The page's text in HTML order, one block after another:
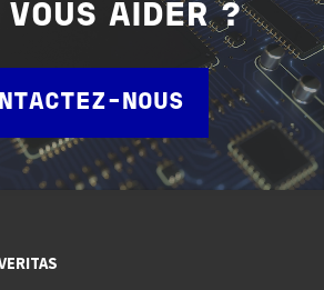
VOUS AIDER ?
NOUS